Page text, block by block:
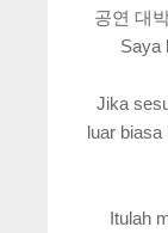
공연 대
Saya
Jika
luar
Itulah